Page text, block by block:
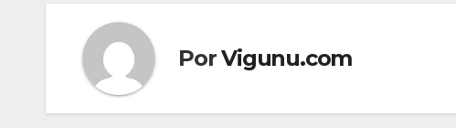
PorVigunu.com